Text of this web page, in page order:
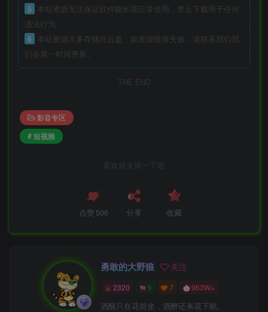
5
本站资源无法保证软件能长期正常使用，禁止下载用于任何
违法行为
6
本站资源大多存储在云盘，如发现链接失效，请联系我们我
们会第一时间更新。
THE END
影音专区
# 短视频
喜欢就支持一下吧
点赞 506 分享 收藏
勇敢的大野狼 关注
2320 9 7 963W+
酒醒只在花前坐，酒醉还来花下眠。